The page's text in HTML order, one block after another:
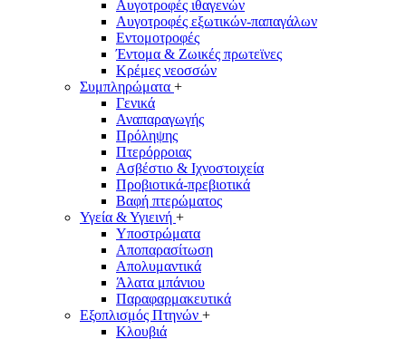
Αυγοτροφές ιθαγενών
Αυγοτροφές εξωτικών-παπαγάλων
Εντομοτροφές
Έντομα & Ζωικές πρωτεϊνες
Κρέμες νεοσσών
Συμπληρώματα +
Γενικά
Αναπαραγωγής
Πρόληψης
Πτερόρροιας
Ασβέστιο & Ιχνοστοιχεία
Προβιοτικά-πρεβιοτικά
Βαφή πτερώματος
Υγεία & Υγιεινή +
Υποστρώματα
Αποπαρασίτωση
Απολυμαντικά
Άλατα μπάνιου
Παραφαρμακευτικά
Εξοπλισμός Πτηνών +
Κλουβιά